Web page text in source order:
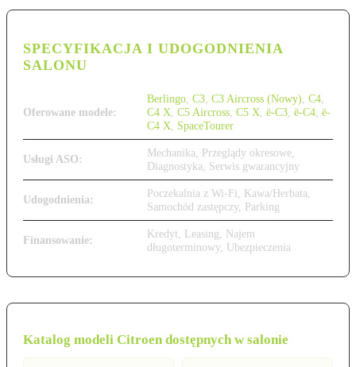
SPECYFIKACJA I UDOGODNIENIA
SALONU
Oferowane modele:
Berlingo C3 C3 Aircross (Nowy) C4
C4 X C5 Aircross C5 X ë-C3 ë-C4 ë-
C4 X
SpaceTourer
Usługi ASO:
Mechanika, Przeglądy okresowe,
Diagnostyka, Serwis gwarancyjny
Udogodnienia:
Poczekalnia z Wi-Fi, Kawa/Herbata,
Samochód zastępczy, Parking
Finansowanie:
Kredyt, Leasing, Najem
długoterminowy, Ubezpieczenia
Katalog modeli Citroen dostępnych w salonie